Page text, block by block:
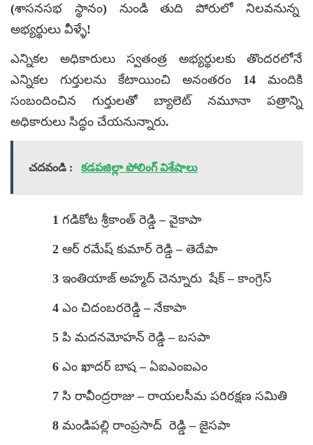
(శాసనసభ స్థానం) నుండి తుది పోరులో నిలవనున్న
అభ్యర్థులు వీళ్ళే!
ఎన్నికల అధికారులు స్వతంత్ర అభ్యర్థులకు తొందరలోనే
ఎన్నికల గుర్తులను కేటాయించి అనంతరం 14 మందికి
సంబందించిన గుర్తులతో బ్యాలెట్ నమూనా పత్రాన్ని
అధికారులు సిద్ధం చేయనున్నారు.
చదవండి : కడపజిల్లా పోలింగ్ విశేషాలు
1 గడికోట శ్రీకాంత్ రెడ్డి – వైకాపా
2 ఆర్ రమేష్ కుమార్ రెడ్డి – తెదేపా
3 ఇంతియాజ్ అహ్మద్ చెన్నూరు షేక్ – కాంగ్రెస్
4 ఎం చిదంబరరెడ్డి – నేకాపా
5 పి మదనమోహన్ రెడ్డి – బసపా
6 ఎం ఖాదర్ బాష – ఏఐఎంఐఎం
7 సి రావీంద్రరాజు – రాయలసీమ పరిరక్షణ సమితి
8 మండిపల్లి రాంప్రసాద్ రెడ్డి – జైసపా